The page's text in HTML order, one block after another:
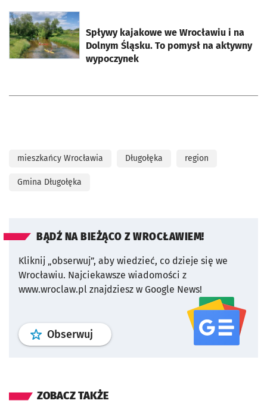
Spływy kajakowe we Wrocławiu i na
Dolnym Śląsku. To pomysł na aktywny
wypoczynek
otworzy się w nowej karcie
mieszkańcy Wrocławia Długołęka region
Gmina Długołęka
BĄDŹ NA BIEŻĄCO Z WROCŁAWIEM!
Kliknij „obserwuj”, aby wiedzieć, co dzieje się we
Wrocławiu. Najciekawsze wiadomości z
www.wroclaw.pl znajdziesz w Google News!
Obserwuj profil serwisu
ZOBACZ TAKŻE